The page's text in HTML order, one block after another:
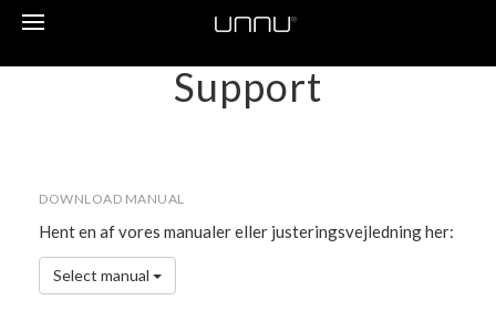
Toggle
navigation
Support
DOWNLOAD MANUAL
Hent en af vores manualer eller justeringsvejledning her:
Select manual